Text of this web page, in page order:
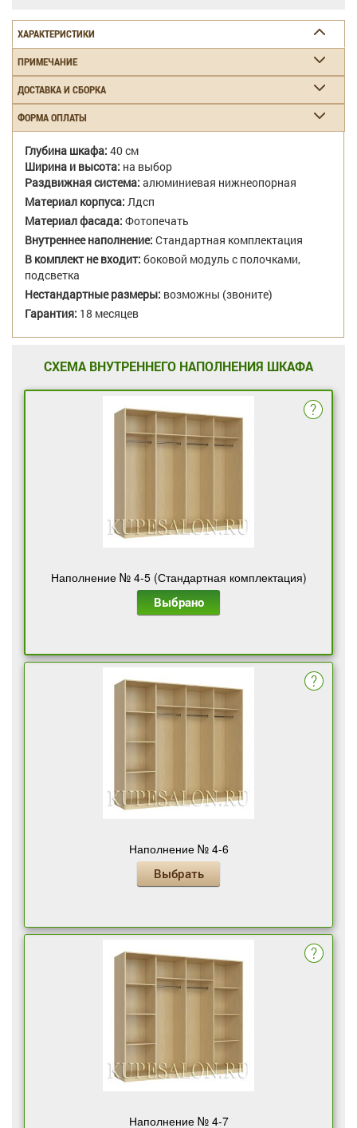
ХАРАКТЕРИСТИКИ
ПРИМЕЧАНИЕ
ДОСТАВКА И СБОРКА
ФОРМА ОПЛАТЫ
Глубина шкафа: 40 см
Ширина и высота: на выбор
Раздвижная система: алюминиевая нижнеопорная
Материал корпуса: Лдсп
Материал фасада: Фотопечать
Внутреннее наполнение: Стандартная комплектация
В комплект не входит: боковой модуль с полочками,
подсветка
Нестандартные размеры: возможны (звоните)
Гарантия: 18 месяцев
СХЕМА ВНУТРЕННЕГО НАПОЛНЕНИЯ ШКАФА
Наполнение № 4-5 (Стандартная комплектация)
Выбрано
Наполнение № 4-6
Выбрать
Наполнение № 4-7